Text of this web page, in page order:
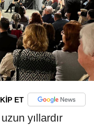
ET
yıllardır